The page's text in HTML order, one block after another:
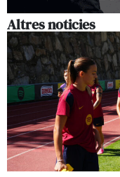
Altres noticies